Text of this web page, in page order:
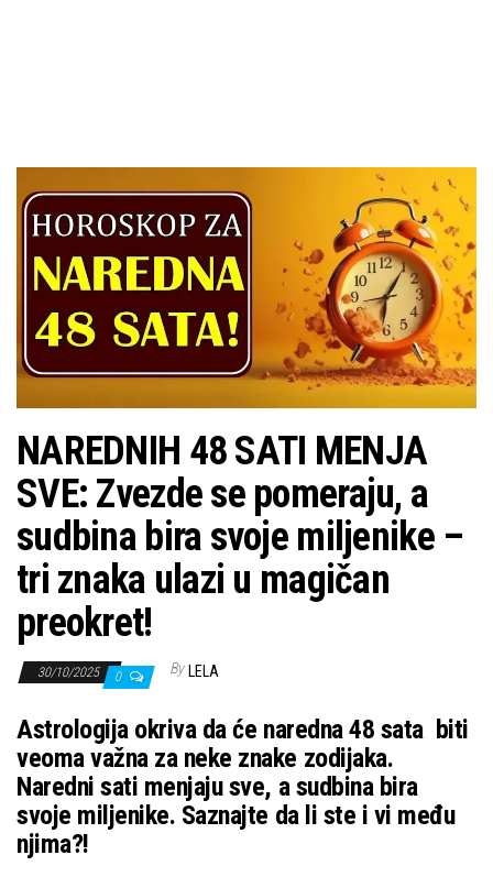
NAREDNIH 48 SATI MENJA
SVE: Zvezde se pomeraju, a
sudbina bira svoje miljenike –
tri znaka ulazi u magičan
preokret!
30/10/2025 0 By LELA
Astrologija okriva da će naredna 48 sata biti
veoma važna za neke znake zodijaka.
Naredni sati menjaju sve, a sudbina bira
svoje miljenike. Saznajte da li ste i vi među
njima?!